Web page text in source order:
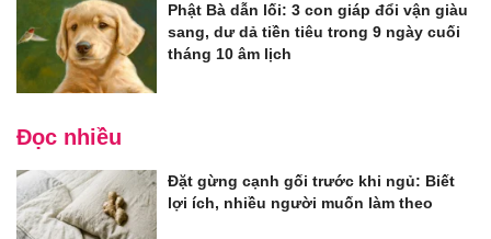
Phật Bà dẫn lối: 3 con giáp đổi vận giàu
sang, dư dả tiền tiêu trong 9 ngày cuối
tháng 10 âm lịch
Đọc nhiều
Đặt gừng cạnh gối trước khi ngủ: Biết
lợi ích, nhiều người muốn làm theo